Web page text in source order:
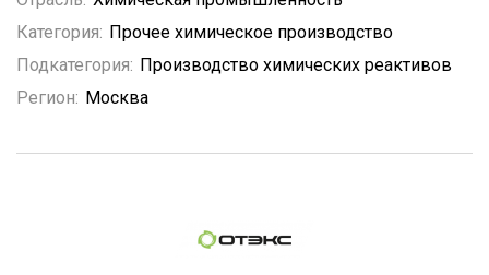
Категория: Прочее химическое производство
Подкатегория: Производство химических реактивов
Регион: Москва